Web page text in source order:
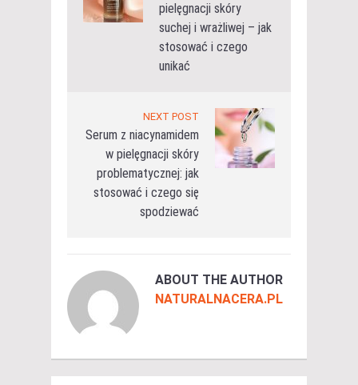
pielęgnacji skóry
suchej i wrażliwej – jak
stosować i czego
unikać
NEXT POST
Serum z niacynamidem
w pielęgnacji skóry
problematycznej: jak
stosować i czego się
spodziewać
ABOUT THE AUTHOR
NATURALNACERA.PL